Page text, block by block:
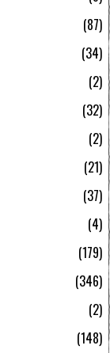
87
34
2
32
2
21
37
4
179
346
2
148